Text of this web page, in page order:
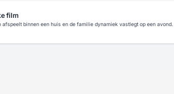
film
binnen een huis en de familie dynamiek vastlegt op een avond.